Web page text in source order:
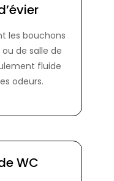
les bouchons
de salle de
fluide
odeurs.
WC